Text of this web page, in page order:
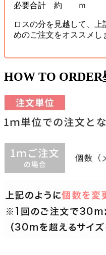
必要合計 約 ｍ
ロスの分を見越して、
めのご注文をオススメし
HOW TO ORDER